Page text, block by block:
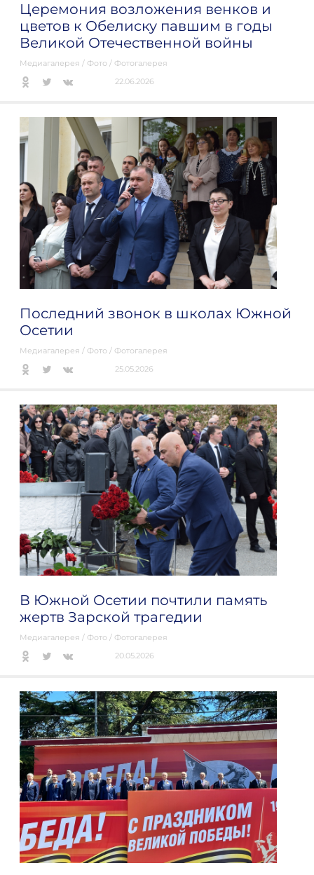
Церемония возложения венков и
цветов к Обелиску павшим в годы
Великой Отечественной войны
Медиагалерея / Фото / Фотогалерея
22.06.2026
Последний звонок в школах Южной
Осетии
Медиагалерея / Фото / Фотогалерея
25.05.2026
В Южной Осетии почтили память
жертв Зарской трагедии
Медиагалерея / Фото / Фотогалерея
20.05.2026